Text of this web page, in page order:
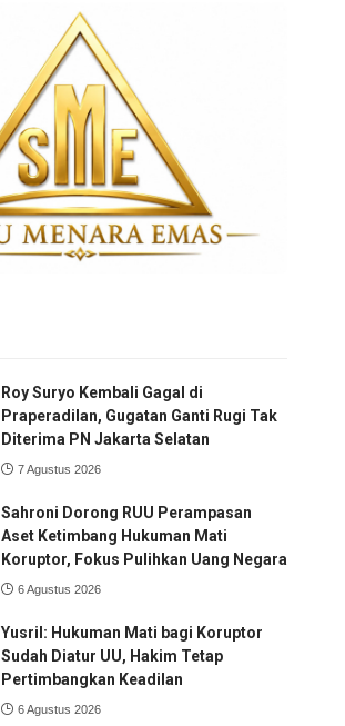
Roy Suryo Kembali Gagal di
Praperadilan, Gugatan Ganti Rugi Tak
Diterima PN Jakarta Selatan
7 Agustus 2026
Sahroni Dorong RUU Perampasan
Aset Ketimbang Hukuman Mati
Koruptor, Fokus Pulihkan Uang Negara
6 Agustus 2026
Yusril: Hukuman Mati bagi Koruptor
Sudah Diatur UU, Hakim Tetap
Pertimbangkan Keadilan
6 Agustus 2026